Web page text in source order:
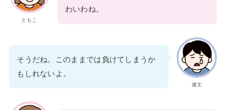
ともこ
わいわね。
健太
そうだね。このままでは負けてしまうか
もしれないよ。